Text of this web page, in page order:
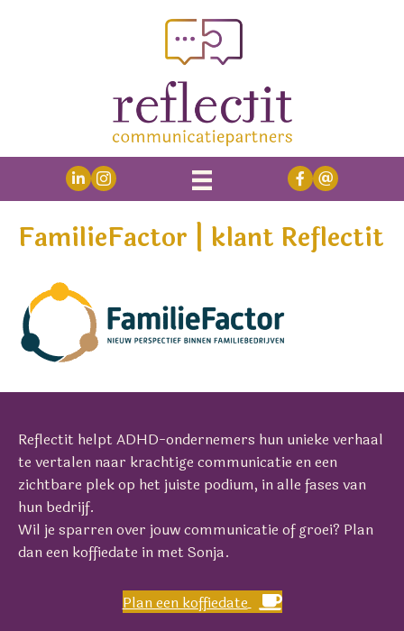
FamilieFactor | klant Reflectit
Reflectit helpt ADHD-ondernemers hun unieke verhaal
te vertalen naar krachtige communicatie en een
zichtbare plek op het juiste podium, in alle fases van
hun bedrijf.
Wil je sparren over jouw communicatie of groei? Plan
dan een koffiedate in met Sonja.
Plan een koffiedate